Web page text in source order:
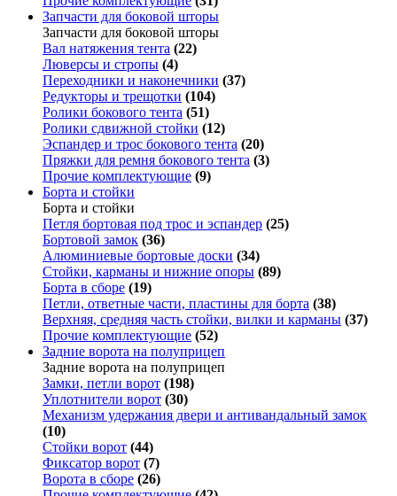
Запчасти для боковой шторы
Запчасти для боковой шторы
Вал натяжения тента (22)
Люверсы и стропы (4)
Переходники и наконечники (37)
Редукторы и трещотки (104)
Ролики бокового тента (51)
Ролики сдвижной стойки (12)
Эспандер и трос бокового тента (20)
Пряжки для ремня бокового тента (3)
Прочие комплектующие (9)
Борта и стойки
Борта и стойки
Петля бортовая под трос и эспандер (25)
Бортовой замок (36)
Алюминиевые бортовые доски (34)
Стойки, карманы и нижние опоры (89)
Борта в сборе (19)
Петли, ответные части, пластины для борта (38)
Верхняя, средняя часть стойки, вилки и карманы (37)
Прочие комплектующие (52)
Задние ворота на полуприцеп
Задние ворота на полуприцеп
Замки, петли ворот (198)
Уплотнители ворот (30)
Механизм удержания двери и антивандальный замок
(10)
Стойки ворот (44)
Фиксатор ворот (7)
Ворота в сборе (26)